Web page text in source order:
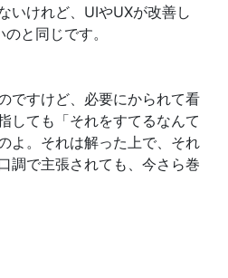
いけれど、UIやUXが改善し
と同じです。
ですけど、必要にかられて看
しても「それをすてるなんて
よ。それは解った上で、それ
調で主張されても、今さら巻